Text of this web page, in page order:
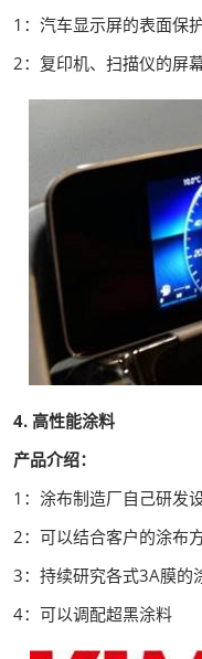
1：汽车显示屏的表面保
2：复印机、扫描仪的屏
4. 高性能涂料
产品介绍：
1：涂布制造厂自己研发
2：可以结合客户的涂布
3：持续研究各式3A膜的
4：可以调配超黑涂料